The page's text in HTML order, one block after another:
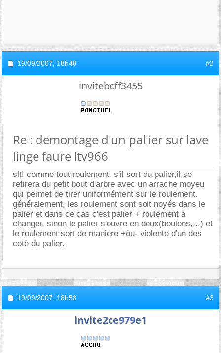
19/09/2007, 18h48 #2
invitebcff3455
Re : demontage d'un pallier sur lave
linge faure ltv966
slt! comme tout roulement, s'il sort du palier,il se
retirera du petit bout d'arbre avec un arrache moyeu
qui permet de tirer uniformément sur le roulement.
généralement, les roulement sont soit noyés dans le
palier et dans ce cas c'est palier + roulement à
changer, sinon le palier s'ouvre en deux(boulons,...) et
le roulement sort de manière +öu- violente d'un des
coté du palier.
19/09/2007, 18h58 #3
invite2ce979e1